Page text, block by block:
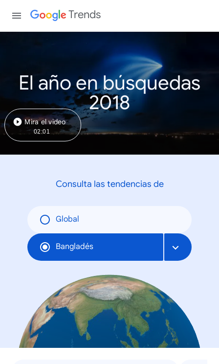
Trends
El año en búsquedas
2018
Mira el video
02:01
Consulta las tendencias de
Global
Bangladés